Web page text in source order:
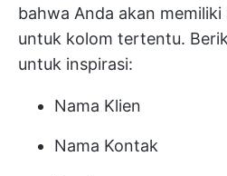
bahwa Anda akan
untuk kolom tertentu.
untuk inspirasi:
Nama Klien
Nama Kontak